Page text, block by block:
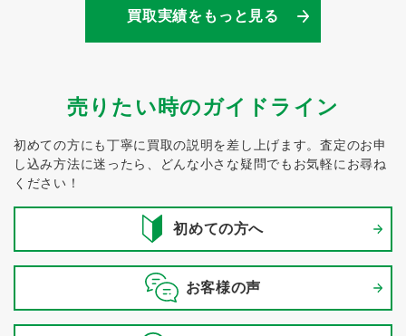
買取実績をもっと見る
売りたい時のガイドライン
初めての方にも丁寧に買取の説明を差し上げます。査定のお申
し込み方法に迷ったら、どんな小さな疑問でもお気軽にお尋ね
ください！
初めての方へ
お客様の声